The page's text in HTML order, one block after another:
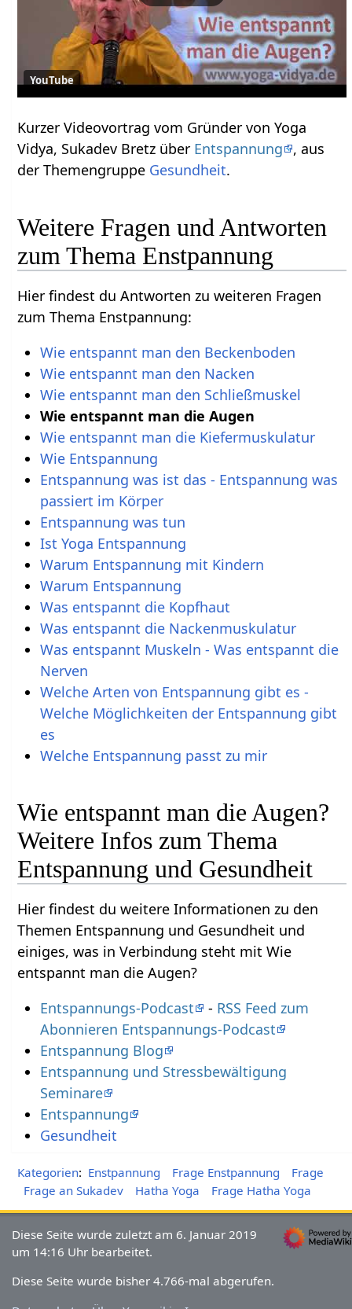
YouTube
Kurzer Videovortrag vom Gründer von Yoga
Vidya, Sukadev Bretz über Entspannung
, aus
der Themengruppe Gesundheit.
Weitere Fragen und Antworten
zum Thema Enstpannung
Hier findest du Antworten zu weiteren Fragen
zum Thema Enstpannung:
Wie entspannt man den Beckenboden
Wie entspannt man den Nacken
Wie entspannt man den Schließmuskel
Wie entspannt man die Augen
Wie entspannt man die Kiefermuskulatur
Wie Entspannung
Entspannung was ist das - Entspannung was
passiert im Körper
Entspannung was tun
Ist Yoga Entspannung
Warum Entspannung mit Kindern
Warum Entspannung
Was entspannt die Kopfhaut
Was entspannt die Nackenmuskulatur
Was entspannt Muskeln - Was entspannt die
Nerven
Welche Arten von Entspannung gibt es -
Welche Möglichkeiten der Entspannung gibt
es
Welche Entspannung passt zu mir
Wie entspannt man die Augen?
Weitere Infos zum Thema
Entspannung und Gesundheit
Hier findest du weitere Informationen zu den
Themen Entspannung und Gesundheit und
einiges, was in Verbindung steht mit Wie
entspannt man die Augen?
Entspannungs-Podcast
- RSS Feed zum
Abonnieren Entspannungs-Podcast
Entspannung Blog
Entspannung und Stressbewältigung
Seminare
Entspannung
Gesundheit
Kategorien: Enstpannung Frage Enstpannung
Frage
Frage an Sukadev
Hatha Yoga Frage Hatha Yoga
Diese Seite wurde zuletzt am 6. Januar 2019
um 14:16 Uhr bearbeitet.
Diese Seite wurde bisher 4.766-mal abgerufen.